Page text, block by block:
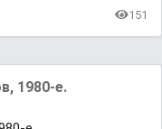
151
1980-е.